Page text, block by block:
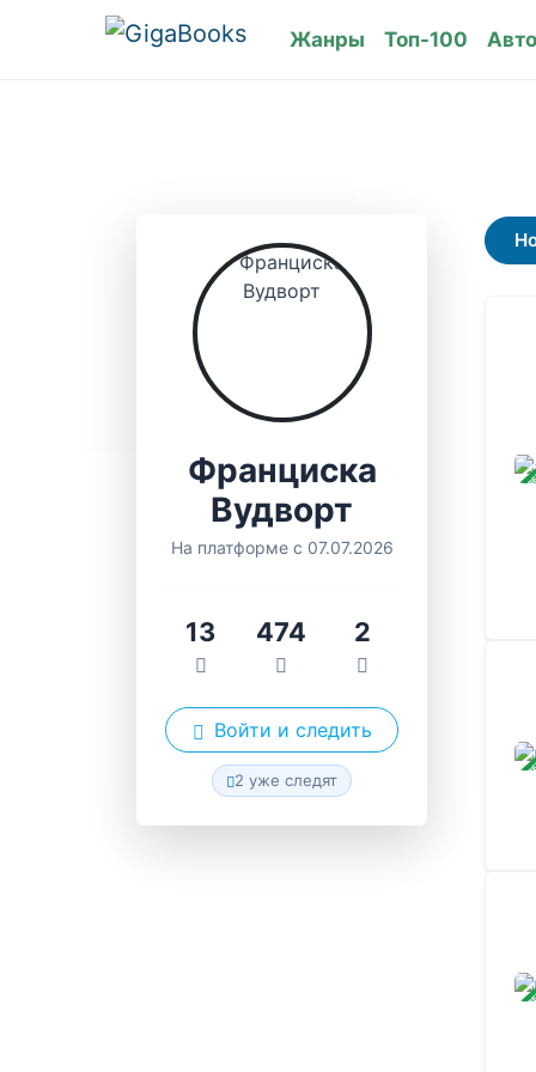
Жанры Топ-100
Франциска
Вудворт
На платформе с 07.07.2026
13 474 2
Войти и следить
2 уже следят